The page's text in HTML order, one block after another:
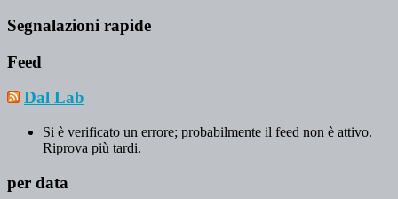
Segnalazioni rapide
Feed
Dal Lab
Si è verificato un errore; probabilmente il feed non è attivo.
Riprova più tardi.
per data